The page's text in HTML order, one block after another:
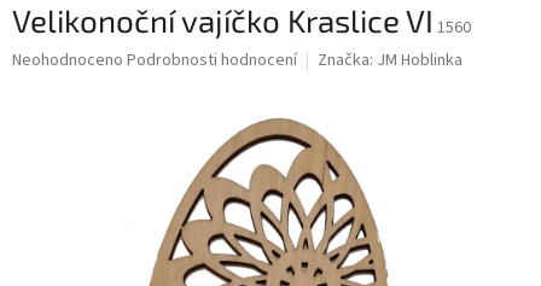
Velikonoční vajíčko Kraslice VI 1560
Průměrné
Neohodnoceno Podrobnosti hodnocení Značka: JM Hoblinka